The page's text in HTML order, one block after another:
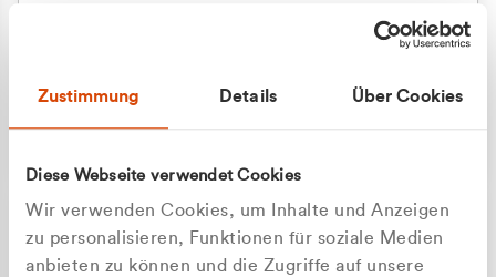
Zustimmung Details Über Cookies
Diese Webseite verwendet Cookies
Wir verwenden Cookies, um Inhalte und Anzeigen
zu personalisieren, Funktionen für soziale Medien
anbieten zu können und die Zugriffe auf unsere
+49 177 8376058